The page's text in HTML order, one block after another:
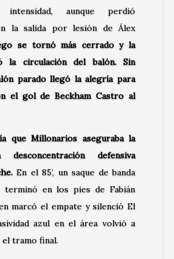
aunque perdió
la salida por lesión de Álex
se tornó más cerrado y la
la circulación del balón. Sin
parado llegó la alegría para
el gol de Beckham Castro al
que Millonarios aseguraba la
defensiva
En el 85’, un saque de banda
terminó en los pies de Fabián
marcó el empate y silenció El
azul en el área volvió a
tramo final.